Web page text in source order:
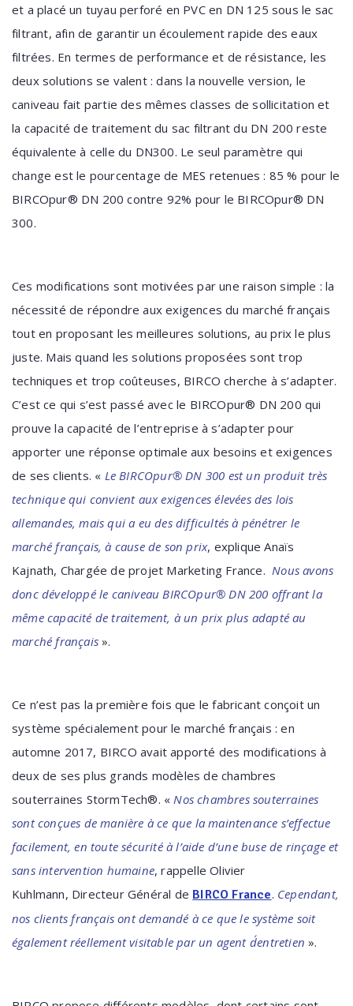
et a placé un tuyau perforé en PVC en DN 125 sous le sac
filtrant, afin de garantir un écoulement rapide des eaux
filtrées. En termes de performance et de résistance, les
deux solutions se valent : dans la nouvelle version, le
caniveau fait partie des mêmes classes de sollicitation et
la capacité de traitement du sac filtrant du DN 200 reste
équivalente à celle du DN300. Le seul paramètre qui
change est le pourcentage de MES retenues : 85 % pour le
BIRCOpur® DN 200 contre 92% pour le BIRCOpur® DN
300.
Ces modifications sont motivées par une raison simple : la
nécessité de répondre aux exigences du marché français
tout en proposant les meilleures solutions, au prix le plus
juste. Mais quand les solutions proposées sont trop
techniques et trop coûteuses, BIRCO cherche à s’adapter.
C’est ce qui s’est passé avec le BIRCOpur® DN 200 qui
prouve la capacité de l’entreprise à s’adapter pour
apporter une réponse optimale aux besoins et exigences
de ses clients. « Le BIRCOpur® DN 300 est un produit très
technique qui convient aux exigences élevées des lois
allemandes, mais qui a eu des difficultés à pénétrer le
marché français, à cause de son prix, explique Anaïs
Kajnath, Chargée de projet Marketing France.Nous avons
donc développé le caniveau BIRCOpur® DN 200 offrant la
même capacité de traitement, à un prix plus adapté au
marché français ».
Ce n’est pas la première fois que le fabricant conçoit un
système spécialement pour le marché français : en
automne 2017, BIRCO avait apporté des modifications à
deux de ses plus grands modèles de chambres
souterraines StormTech®. «Nos chambres souterraines
sont conçues de manière à ce que la maintenance s’effectue
facilement, en toute sécurité à l’aide d’une buse de rinçage et
sans intervention humaine, rappelle Olivier
Kuhlmann, Directeur Général de BIRCO France. Cependant,
nos clients français ont demandé à ce que le système soit
également réellement visitable par un agent d´entretien ».